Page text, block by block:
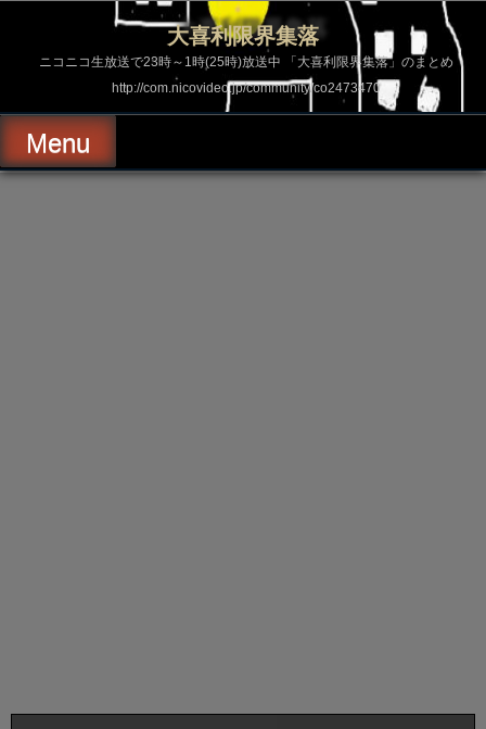
ス
ッ
プ
大喜利限界集落
ニコニコ生放送で23時～1時(25時)放送中 「大喜利限界集落」のまとめ
http://com.nicovideo.jp/community/co2473470
Menu